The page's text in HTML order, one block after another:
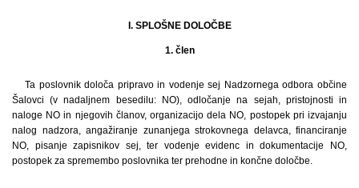
I. SPLOŠNE DOLOČBE
1. člen
Ta poslovnik določa pripravo in vodenje sej Nadzornega odbora občine
Šalovci (v nadaljnem besedilu: NO), odločanje na sejah, pristojnosti in
naloge NO in njegovih članov, organizacijo dela NO, postopek pri izvajanju
nalog nadzora, angažiranje zunanjega strokovnega delavca, financiranje
NO, pisanje zapisnikov sej, ter vodenje evidenc in dokumentacije NO,
postopek za spremembo poslovnika ter prehodne in končne določbe.